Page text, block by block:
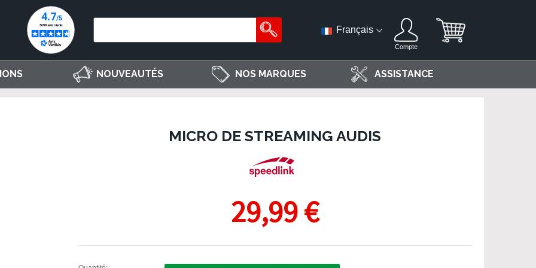
Français
Compte
NOUVEAUTÉS NOS MARQUES ASSISTANCE
MICRO DE STREAMING AUDIS
29,99 €